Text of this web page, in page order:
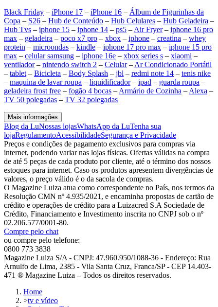
Black Friday – iPhone 17 – iPhone 16 – Álbum de Figurinhas da
Copa – S26 – Hub de Conteúdo – Hub Celulares – Hub Geladeira –
Hub Tvs – iphone 15 – iphone 14 – ps5 – Air Fryer– iphone 16 pro
max – geladeira – poco x7 pro – xbox – iphone – creatina – whey
protein – microondas – kindle – iphone 17 pro max – iphone 15 pro
max – celular samsung – iphone 16e – xbox series s – xiaomi –
ventilador– nintendo switch 2 – Celular– Ar Condicionado Portátil
– tablet – Bicicleta – Body Splash – jbl – redmi note 14 – tenis nike
– maquina de lavar roupa – liquidificador– ipad – guarda roupa –
geladeira frost free – fogão 4 bocas – Armário de Cozinha – Alexa –
TV 50 polegadas – TV 32 polegadas
Mais informações
Blog da LuNossas lojasWhatsApp da LuTenha sua
lojaRegulamentoAcessibilidadeSegurança e Privacidade
Preços e condições de pagamento exclusivos para compras via
internet, podendo variar nas lojas físicas. Ofertas válidas na compra
de até 5 peças de cada produto por cliente, até o término dos nossos
estoques para internet. Caso os produtos apresentem divergências de
valores, o preço válido é o da sacola de compras.
O Magazine Luiza atua como correspondente no País, nos termos da
Resolução CMN nº 4.935/2021, e encaminha propostas de cartão de
crédito e operações de crédito para a Luizacred S.A Sociedade de
Crédito, Financiamento e Investimento inscrita no CNPJ sob o nº
02.206.577/0001-80.
Compre pelo chat
ou compre pelo telefone:
0800 773 3838
Magazine Luiza S/A - CNPJ: 47.960.950/1088-36 - Endereço: Rua
Arnulfo de Lima, 2385 - Vila Santa Cruz, Franca/SP - CEP 14.403-
471 ® Magazine Luiza – Todos os direitos reservados.
Home
>tv e vídeo